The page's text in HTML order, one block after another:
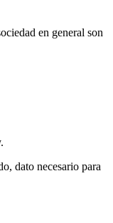
en general son
dato necesario para